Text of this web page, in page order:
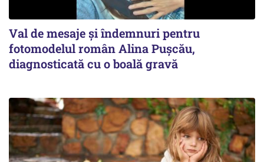
Val de mesaje și îndemnuri pentru
fotomodelul român Alina Pușcău,
diagnosticată cu o boală gravă